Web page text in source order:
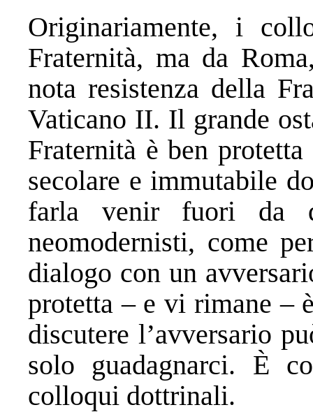
Originariamente, i
Fraternità, ma da
nota resistenza della
Vaticano II. Il grande
Fraternità è ben
secolare e immutabile
farla venir fuori da
neomodernisti, come
dialogo con un
protetta – e vi rimane –
discutere l’avversario
solo guadagnarci. È
colloqui dottrinali.